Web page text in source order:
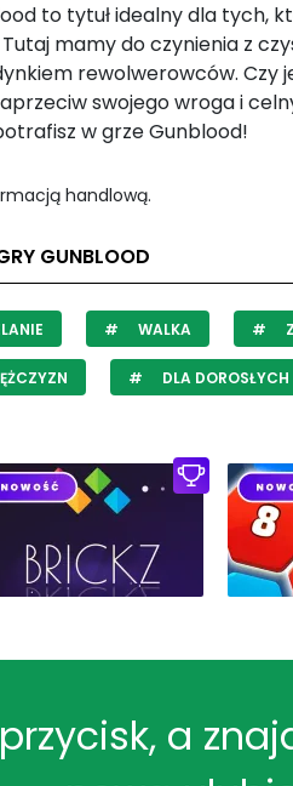
to tytuł idealny dla tych,
mamy do czynienia z
rewolwerowców. Czy
swojego wroga i
w grze Gunblood!
handlową.
GUNBLOOD
WALKA
DLA DOROSŁYCH
a